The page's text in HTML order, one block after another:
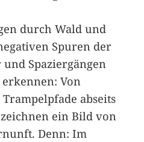
durch Wald und
Spuren der
Spaziergängen
Von
abseits
ein Bild von
Denn: Im